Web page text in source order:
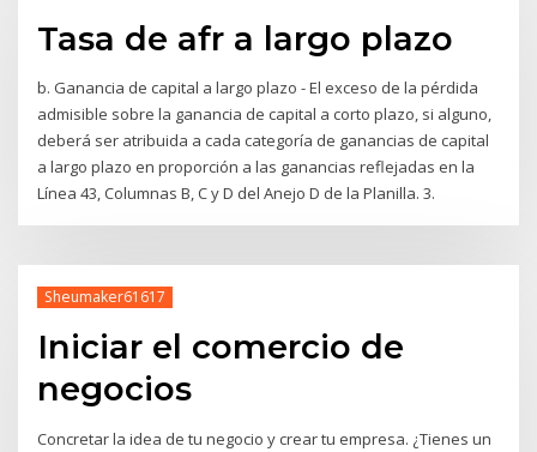
Tasa de afr a largo plazo
b. Ganancia de capital a largo plazo - El exceso de la pérdida
admisible sobre la ganancia de capital a corto plazo, si alguno,
deberá ser atribuida a cada categoría de ganancias de capital
a largo plazo en proporción a las ganancias reflejadas en la
Línea 43, Columnas B, C y D del Anejo D de la Planilla. 3.
Sheumaker61617
Iniciar el comercio de
negocios
Concretar la idea de tu negocio y crear tu empresa. ¿Tienes un